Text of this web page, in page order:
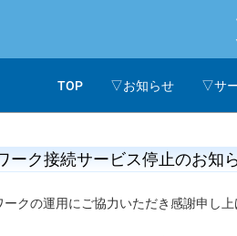
TOP ▽お知らせ ▽サ
ーク接続サービス停止のお知
クの運用にご協力いただき感謝申し